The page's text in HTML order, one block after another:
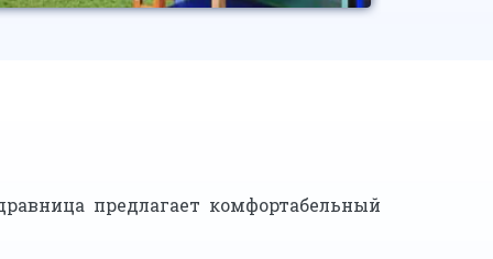
предлагает комфортабельный